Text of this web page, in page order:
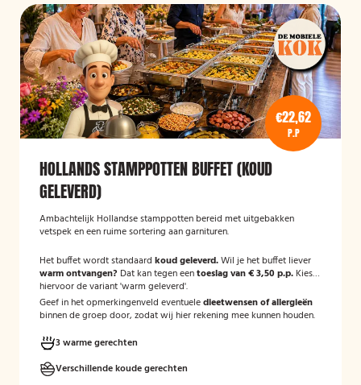
€22,62
P.P
HOLLANDS STAMPPOTTEN BUFFET (KOUD
GELEVERD)
Ambachtelijk Hollandse stamppotten bereid met uitgebakken
vetspek en een ruime sortering aan garnituren.
Het buffet wordt standaard koud geleverd.Wil je het buffet liever
warm ontvangen? Dat kan tegen eentoeslag van € 3,50 p.p. Kies
hiervoor de variant 'warm geleverd'.
Geef in het opmerkingenveld eventueledieetwensen of allergieën
binnen de groep door, zodat wij hier rekening mee kunnen houden.
3 warme gerechten
Verschillende koude gerechten